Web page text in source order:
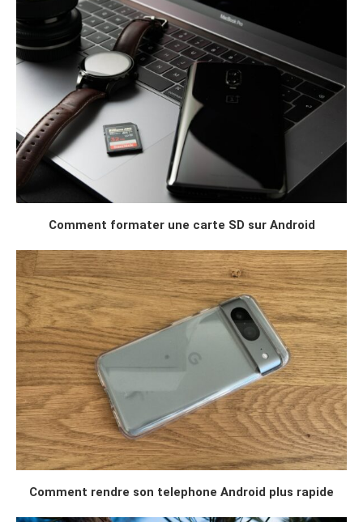
Comment formater une carte SD sur Android
Comment rendre son telephone Android plus rapide